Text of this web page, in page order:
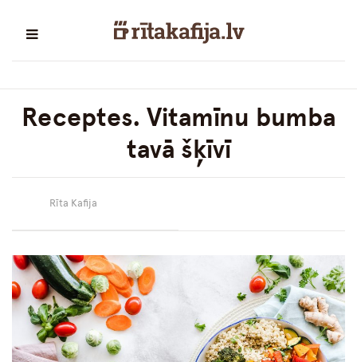
Receptes. Vitamīnu bumba
tavā šķīvī
Rīta Kafija